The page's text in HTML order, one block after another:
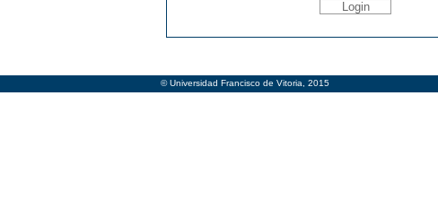
© Universidad Francisco de Vitoria, 2015